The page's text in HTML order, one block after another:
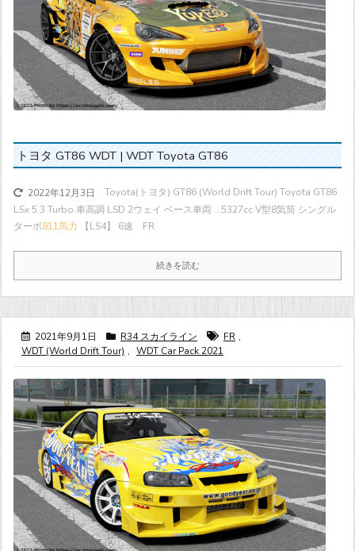
トヨタ GT86 WDT | WDT Toyota GT86
2022年12月3日
Toyota(トヨタ) GT86 (World Drift Tour) Toyota GT86
LSx 5.3 Turbo 車高調 LSD 2ウェイ ベース車両 ...5327cc V型8気筒 シングル
ターボ811馬力 【LS4】 6速 FR
続きを読む
2021年9月1日 R34 スカイライン FR ,
WDT (World Drift Tour) , WDT Car Pack 2021